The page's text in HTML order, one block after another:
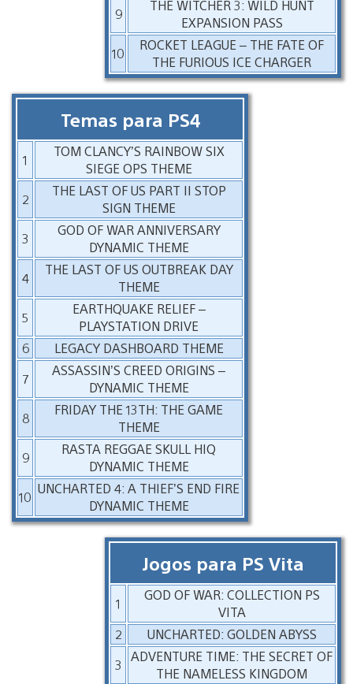
9
THE WITCHER 3: WILD HUNT
EXPANSION PASS
10
ROCKET LEAGUE – THE FATE OF
THE FURIOUS ICE CHARGER
Temas para PS4
1
TOM CLANCY’S RAINBOW SIX
SIEGE OPS THEME
2
THE LAST OF US PART II STOP
SIGN THEME
3
GOD OF WAR ANNIVERSARY
DYNAMIC THEME
4
THE LAST OF US OUTBREAK DAY
THEME
5
EARTHQUAKE RELIEF –
PLAYSTATION DRIVE
6
LEGACY DASHBOARD THEME
7
ASSASSIN’S CREED ORIGINS –
DYNAMIC THEME
8
FRIDAY THE 13TH: THE GAME
THEME
9
RASTA REGGAE SKULL HIQ
DYNAMIC THEME
10
UNCHARTED 4: A THIEF’S END FIRE
DYNAMIC THEME
Jogos para PS Vita
1
GOD OF WAR: COLLECTION PS
VITA
2
UNCHARTED: GOLDEN ABYSS
3
ADVENTURE TIME: THE SECRET OF
THE NAMELESS KINGDOM